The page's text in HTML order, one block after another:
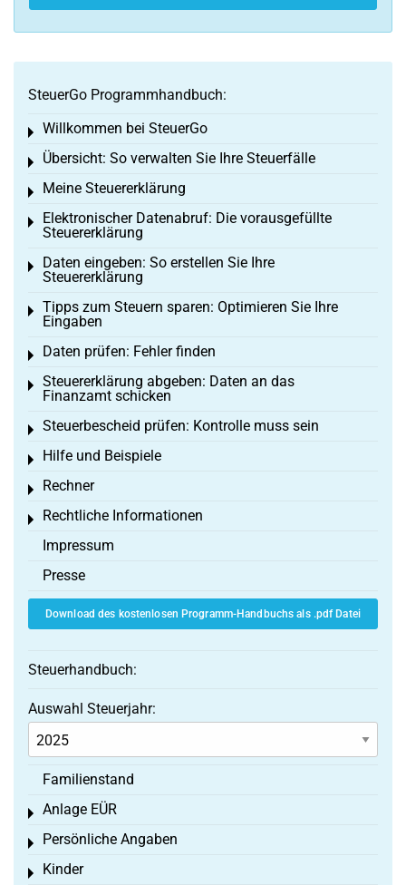
SteuerGo Programmhandbuch:
Willkommen bei SteuerGo
Toggle menu
Übersicht: So verwalten Sie Ihre Steuerfälle
Toggle menu
Meine Steuererklärung
Toggle menu
Elektronischer Datenabruf: Die vorausgefüllte
Steuererklärung
Toggle menu
Daten eingeben: So erstellen Sie Ihre
Steuererklärung
Toggle menu
Tipps zum Steuern sparen: Optimieren Sie Ihre
Eingaben
Toggle menu
Daten prüfen: Fehler finden
Toggle menu
Steuererklärung abgeben: Daten an das
Finanzamt schicken
Toggle menu
Steuerbescheid prüfen: Kontrolle muss sein
Toggle menu
Hilfe und Beispiele
Toggle menu
Rechner
Toggle menu
Rechtliche Informationen
Toggle menu
Impressum
Presse
Download des kostenlosen Programm-Handbuchs als .pdf Datei
Steuerhandbuch:
Auswahl Steuerjahr:
Familienstand
Anlage EÜR
Toggle menu
Persönliche Angaben
Toggle menu
Kinder
Toggle menu